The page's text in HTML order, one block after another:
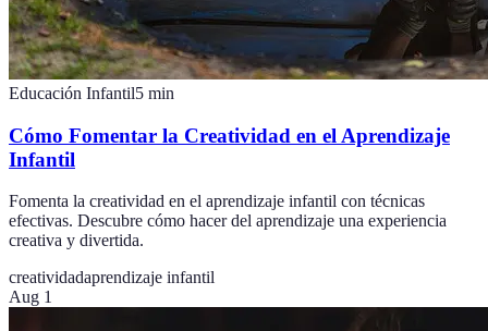
Educación Infantil5 min
Cómo Fomentar la Creatividad en el Aprendizaje
Infantil
Fomenta la creatividad en el aprendizaje infantil con técnicas
efectivas. Descubre cómo hacer del aprendizaje una experiencia
creativa y divertida.
creatividadaprendizaje infantil
Aug 1